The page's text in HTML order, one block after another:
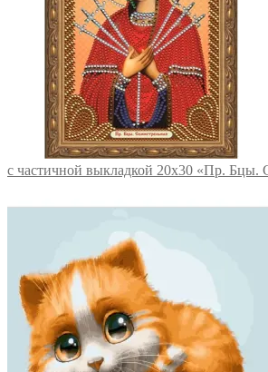
с частичной выкладкой 20х30 «Пр. Бцы.